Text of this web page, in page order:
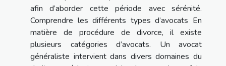
afin d’aborder cette période avec sérénité.
Comprendre les différents types d’avocats En
matière de procédure de divorce, il existe
plusieurs catégories d’avocats. Un avocat
généraliste intervient dans divers domaines du